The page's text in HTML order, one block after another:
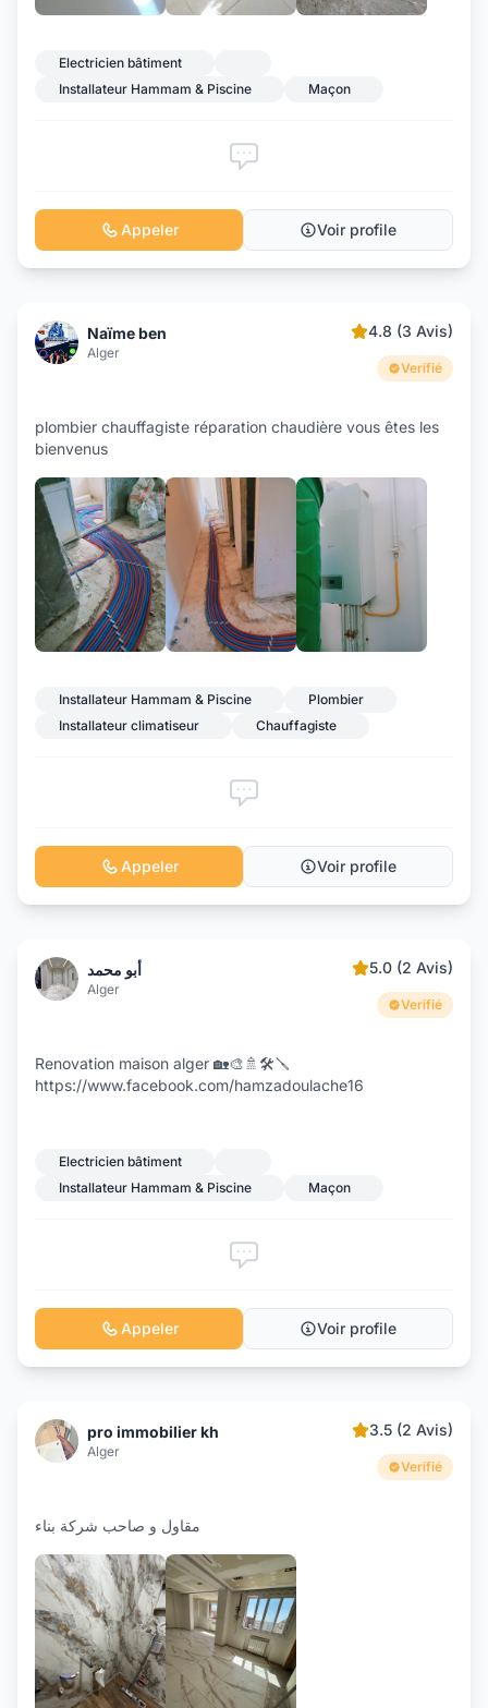
Electricien bâtiment
Installateur Hammam & Piscine
Maçon
Appeler Voir profile
Naïme ben
Alger
4.8 (3 Avis)
Verifié
plombier chauffagiste réparation chaudière vous êtes les
bienvenus
Installateur Hammam & Piscine
Plombier
Installateur climatiseur
Chauffagiste
Appeler Voir profile
أبو محمد
Alger
5.0 (2 Avis)
Verifié
Renovation maison alger 🏡🎨🚿🛠️🪛
https://www.facebook.com/hamzadoulache16
Electricien bâtiment
Installateur Hammam & Piscine
Maçon
Appeler Voir profile
pro immobilier kh
Alger
3.5 (2 Avis)
Verifié
مقاول و صاحب شركة بناء